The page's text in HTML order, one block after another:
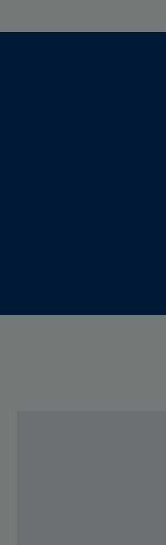
Secondary